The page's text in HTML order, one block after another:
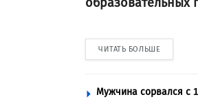
ЧИТАТЬ БОЛЬШЕ
Мужчина сорвался с